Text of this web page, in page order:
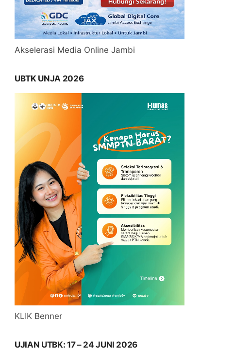
Akselerasi Media Online Jambi
UBTK UNJA 2026
KLIK Benner
UJIAN UTBK: 17 – 24 JUNI 2026